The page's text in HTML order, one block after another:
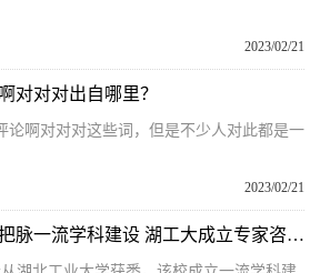
2023/02/21
对对对出自哪里？
论啊对对对这些词，但是不少人对此都是一
2023/02/21
【环球时快讯】定向把脉一流学科建设 湖工大成立专家咨询委员会